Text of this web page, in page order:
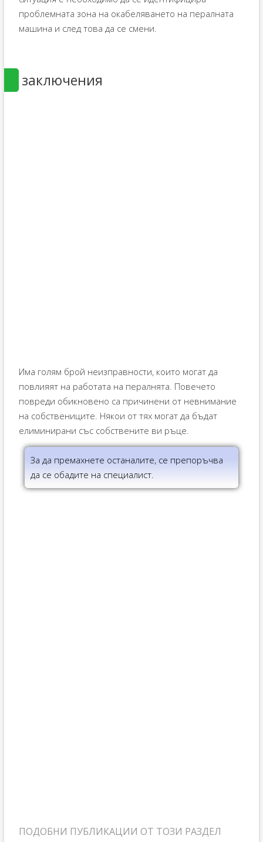
проблемната зона на окабеляването на пералната
машина и след това да се смени.
заключения
Има голям брой неизправности, които могат да
повлияят на работата на пералнята. Повечето
повреди обикновено са причинени от невнимание
на собствениците. Някои от тях могат да бъдат
елиминирани със собствените ви ръце.
За да премахнете останалите, се препоръчва
да се обадите на специалист.
ПОДОБНИ ПУБЛИКАЦИИ ОТ ТОЗИ РАЗДЕЛ